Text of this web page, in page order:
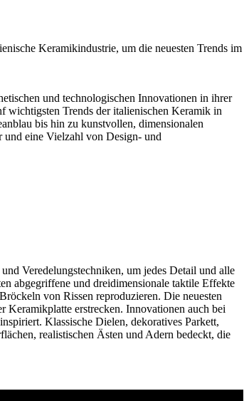
Keramikindustrie, um die neuesten Trends im
und technologischen Innovationen in ihrer
wichtigsten Trends der italienischen Keramik in
bis hin zu kunstvollen, dimensionalen
und eine Vielzahl von Design- und
Veredelungstechniken, um jedes Detail und alle
abgegriffene und dreidimensionale taktile Effekte
von Rissen reproduzieren. Die neuesten
Keramikplatte erstrecken. Innovationen auch bei
Klassische Dielen, dekoratives Parkett,
realistischen Ästen und Adern bedeckt, die